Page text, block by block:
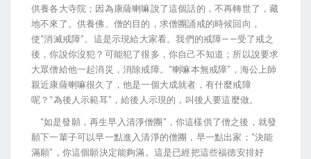
供養各大寺院；因為康薩喇嘛說了這個話的，不再轉世了，藏
地不來了。供養佛、僧的目的，求僧團誦戒的時候回向，
使“消滅戒障”。這是示現給大家看。我們的戒障——受了戒之
後，你說你沒犯？可能犯了很多，你自己不知道；所以說要求
大眾僧給他一起消災，消除戒障。“喇嘛本無戒障”，海公上師
親近康薩喇嘛很久了，他是一個大成就者，有什麼戒障
呢？“為後人示範耳”，給後人示現的，叫後人要這麼做。
“如是發願，再生早入清淨僧團”，你這樣供了僧之後，就發
願下一輩子可以早一點進入清淨的僧團，早一點出家；“決能
滿願”，你這個願決定能夠滿。這是已經把這些福德安排好